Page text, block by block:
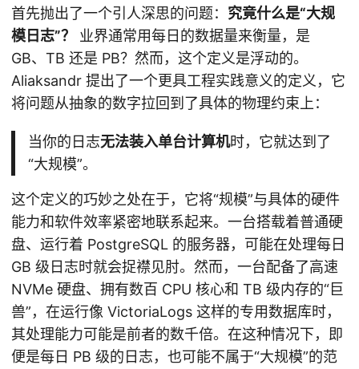
首先抛出了一个引人深思的问题： 究竟什么是“大规
模日志”？
业界通常用每日的数据量来衡量，是
GB、TB 还是 PB？然而，这个定义是浮动的。
Aliaksandr 提出了一个更具工程实践意义的定义，它
将问题从抽象的数字拉回到了具体的物理约束上：
当你的日志无法装入单台计算机时，它就达到了
“大规模”。
这个定义的巧妙之处在于，它将“规模”与具体的硬件
能力和软件效率紧密地联系起来。一台搭载着普通硬
盘、运行着 PostgreSQL 的服务器，可能在处理每日
GB 级日志时就会捉襟见肘。然而，一台配备了高速
NVMe 硬盘、拥有数百 CPU 核心和 TB 级内存的“巨
兽”，在运行像 VictoriaLogs 这样的专用数据库时，
其处理能力可能是前者的数千倍。在这种情况下，即
便是每日 PB 级的日志，也可能不属于“大规模”的范